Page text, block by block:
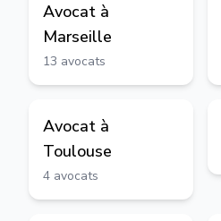
Avocat à
Marseille
13 avocats
Avocat à
Toulouse
4 avocats